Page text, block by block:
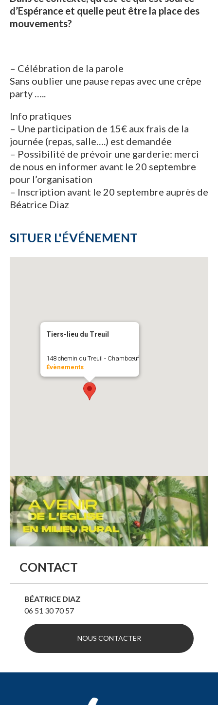
d’Espérance et quelle peut être la place des
mouvements?
– Célébration de la parole
Sans oublier une pause repas avec une crêpe
party …..
Info pratiques
– Une participation de 15€ aux frais de la
journée (repas, salle….) est demandée
– Possibilité de prévoir une garderie: merci
de nous en informer avant le 20 septembre
pour l’organisation
– Inscription avant le 20 septembre auprès de
Béatrice Diaz
SITUER L'ÉVÉNEMENT
Tiers-lieu du Treuil
148 chemin du Treuil - Chambœuf
Évènements
CONTACT
BÉATRICE DIAZ
06 51 30 70 57
NOUS CONTACTER